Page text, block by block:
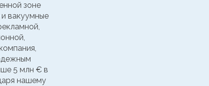
зоне
вакуумные
5 млн € в
нашему